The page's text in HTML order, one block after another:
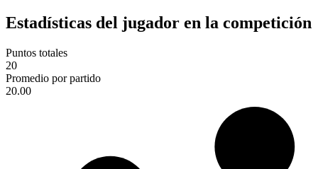
Estadísticas del jugador en la competición
Puntos totales
20
Promedio por partido
20.00